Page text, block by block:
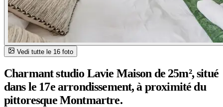
Vedi tutte le 16 foto
Charmant studio Lavie Maison de 25m², situé
dans le 17e arrondissement, à proximité du
pittoresque Montmartre.